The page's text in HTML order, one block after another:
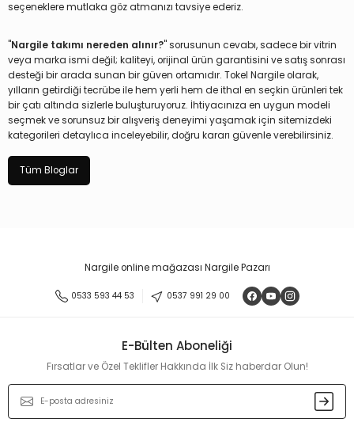
seçeneklere mutlaka göz atmanızı tavsiye ederiz.
"Nargile takımı nereden alınır?" sorusunun cevabı, sadece bir vitrin
veya marka ismi değil; kaliteyi, orijinal ürün garantisini ve satış sonrası
desteği bir arada sunan bir güven ortamıdır. Tokel Nargile olarak,
yılların getirdiği tecrübe ile hem yerli hem de ithal en seçkin ürünleri tek
bir çatı altında sizlerle buluşturuyoruz. İhtiyacınıza en uygun modeli
seçmek ve sorunsuz bir alışveriş deneyimi yaşamak için sitemizdeki
kategorileri detaylıca inceleyebilir, doğru kararı güvenle verebilirsiniz.
Tüm Bloglar
Nargile online mağazası Nargile Pazarı
0533 593 44 53 0537 991 29 00
E-Bülten Aboneliği
Fırsatlar ve Özel Teklifler Hakkında İlk Siz haberdar Olun!